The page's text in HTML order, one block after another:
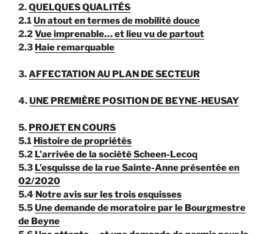
2.QUELQUES QUALITÉS
2.1Un atout en termes de mobilité douce
2.2Vue imprenable… et lieu vu de partout
2.3 Haie remarquable
3.AFFECTATION AU PLAN DE SECTEUR
4.UNE PREMIÈRE POSITION DE BEYNE-HEUSAY
5. PROJET EN COURS
5.1 Histoire de propriétés
5.2 L’arrivée de la société Scheen-Lecoq
5.3 L’esquisse de la rue Sainte-Anne présentée en
02/2020
5.4 Notre avis sur les trois esquisses
5.5Une demande de moratoire par le Bourgmestre
de Beyne